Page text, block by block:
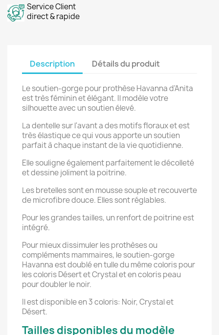
Service Client
direct & rapide
Description Détails du produit
Le soutien-gorge pour prothèse Havanna d'Anita
est très féminin et élégant. Il modèle votre
silhouette avec un soutien élevé.
La dentelle sur l'avant a des motifs floraux et est
très élastique ce qui vous apporte un soutien
parfait à chaque instant de la vie quotidienne.
Elle souligne également parfaitement le décolleté
et dessine joliment la poitrine.
Les bretelles sont en mousse souple et recouverte
de microfibre douce. Elles sont réglables.
Pour les grandes tailles, un renfort de poitrine est
intégré.
Pour mieux dissimuler les prothèses ou
compléments mammaires, le soutien-gorge
Havanna est doublé en tulle du même coloris pour
les coloris Désert et Crystal et en coloris peau
pour doubler le noir.
Il est disponible en 3 coloris: Noir, Crystal et
Désert.
Tailles disponibles du modèle